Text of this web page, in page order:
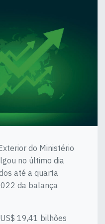
do Ministério
no último dia
até a quarta
da balança
19,41 bilhões